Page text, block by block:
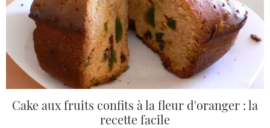
Cake aux fruits confits à la fleur d'oranger : la
recette facile